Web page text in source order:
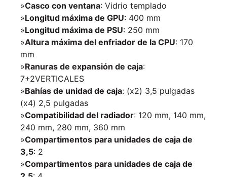
»Casco con ventana: Vidrio templado
»Longitud máxima de GPU: 400 mm
»Longitud máxima de PSU: 250 mm
»Altura máxima del enfriador de la CPU: 170
mm
»Ranuras de expansión de caja:
7+2VERTICALES
»Bahías de unidad de caja: (x2) 3,5 pulgadas
(x4) 2,5 pulgadas
»Compatibilidad del radiador: 120 mm, 140 mm,
240 mm, 280 mm, 360 mm
»Compartimentos para unidades de caja de
3,5: 2
»Compartimentos para unidades de caja de